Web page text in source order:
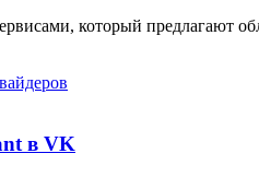
который предлагают
в VK